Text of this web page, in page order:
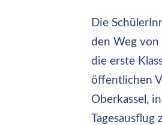
Die
den Weg von
die erste
öffentlichen
Oberkassel,
Tagesausflug